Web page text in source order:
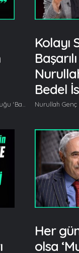
Kolayı
Bedel
Her
olsa